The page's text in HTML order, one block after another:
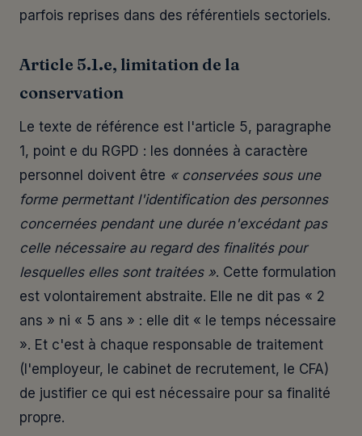
parfois reprises dans des référentiels sectoriels.
Article 5.1.e, limitation de la
conservation
Le texte de référence est l'article 5, paragraphe
1, point e du RGPD : les données à caractère
personnel doivent être « conservées sous une
forme permettant l'identification des personnes
concernées pendant une durée n'excédant pas
celle nécessaire au regard des finalités pour
lesquelles elles sont traitées ». Cette formulation
est volontairement abstraite. Elle ne dit pas « 2
ans » ni « 5 ans » : elle dit « le temps nécessaire
». Et c'est à chaque responsable de traitement
(l'employeur, le cabinet de recrutement, le CFA)
de justifier ce qui est nécessaire pour sa finalité
propre.